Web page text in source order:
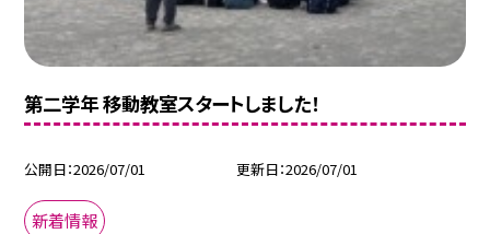
第二学年 移動教室スタートしました！
公開日 2026/07/01 更新日 2026/07/01
新着情報